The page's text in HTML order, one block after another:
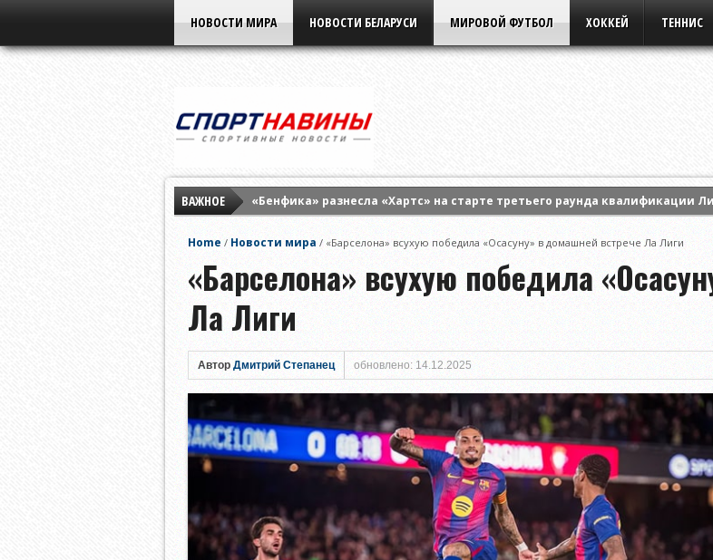
НОВОСТИ МИРА НОВОСТИ БЕЛАРУСИ МИРОВОЙ ФУТБОЛ ХОККЕЙ ТЕННИС
ВАЖНОЕ
«Бенфика» разнесла «Хартс» на старте третьего раунда квалификации
Home / Новости мира / «Барселона» всухую победила «Осасуну» в домашней встрече Ла Лиги
«Барселона» всухую победила
Ла Лиги
Автор Дмитрий Степанец обновлено: 14.12.2025